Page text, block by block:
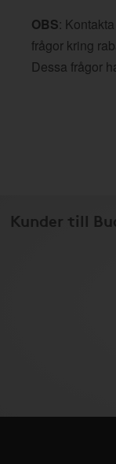
OBS:
frågor kring
Dessa frågor
Kunder till